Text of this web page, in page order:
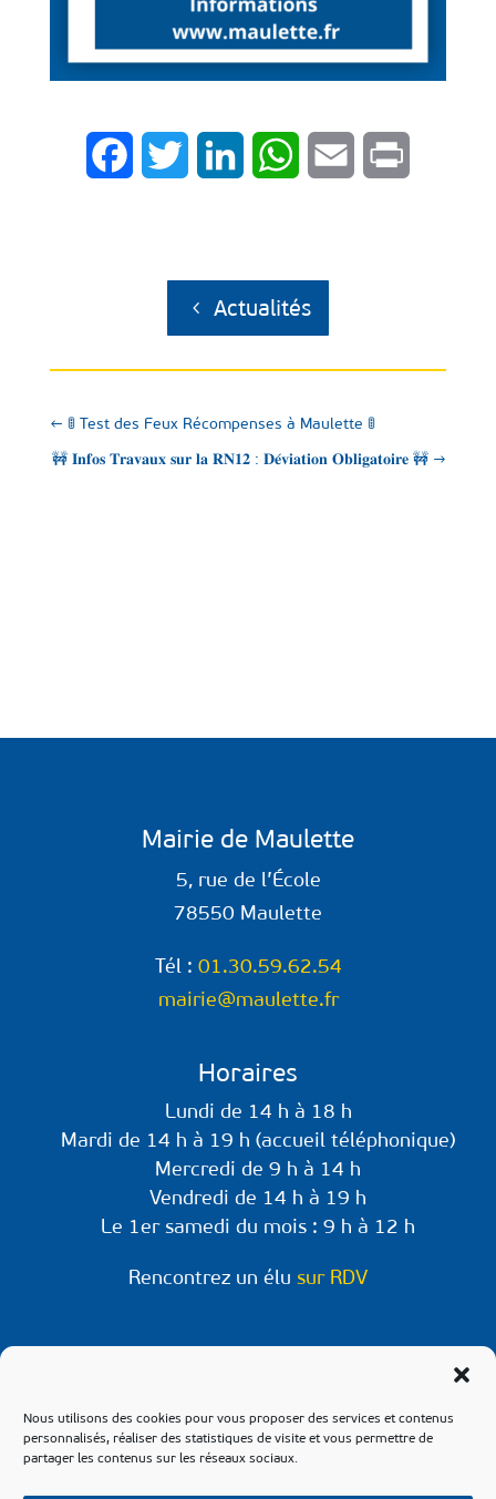
Nous utilisons des cookies pour vous proposer des services et contenus
personnalisés, réaliser des statistiques de visite et vous permettre de
partager les contenus sur les réseaux sociaux.
FacebookTwitter LinkedIn WhatsAppEmail
Actualités
← 🚦 Test des Feux Récompenses à Maulette 🚦
🚧 𝐈𝐧𝐟𝐨𝐬 𝐓𝐫𝐚𝐯𝐚𝐮𝐱 𝐬𝐮𝐫 𝐥𝐚 𝐑𝐍𝟏𝟐 : 𝐃𝐞́𝐯𝐢𝐚𝐭𝐢𝐨𝐧 𝐎𝐛𝐥𝐢𝐠𝐚𝐭𝐨𝐢𝐫𝐞 🚧 →
Mairie de Maulette
5, rue de l’École
78550 Maulette
Tél : 01.30.59.62.54
mairie@maulette.fr
Horaires
Lundi de 14 h à 18 h
Mardi de 14 h à 19 h (accueil téléphonique)
Mercredi de 9 h à 14 h
Vendredi de 14 h à 19 h
Le 1er samedi du mois : 9 h à 12 h
Rencontrez un élu sur RDV
venir sur les pages Facebook & Instagram de
notre commune.